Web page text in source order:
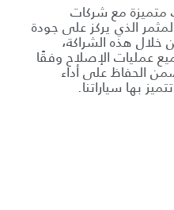
متميزة مع شركات
الذي يركز على جودة
خلال هذه الشراكة،
عمليات الإصلاح وفقًا
الحفاظ على أداء
بها سياراتنا.